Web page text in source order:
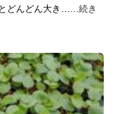
とどんどん大き……続き